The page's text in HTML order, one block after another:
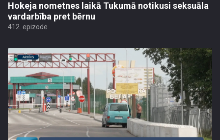
Hokeja nometnes laikā Tukumā notikusi seksuāla
vardarbība pret bērnu
412. epizode